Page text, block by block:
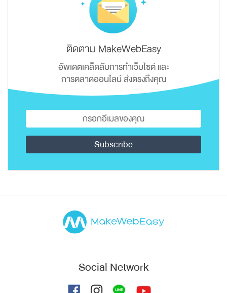
ติดตาม MakeWebEasy
อัพเดตเคล็ดลับการทำเว็บไซต์ และ
การตลาดออนไลน์ ส่งตรงถึงคุณ
Social Network